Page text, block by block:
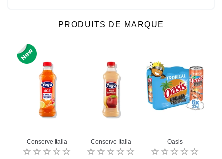
PRODUITS DE MARQUE
Conserve Italia Conserve Italia Oasis